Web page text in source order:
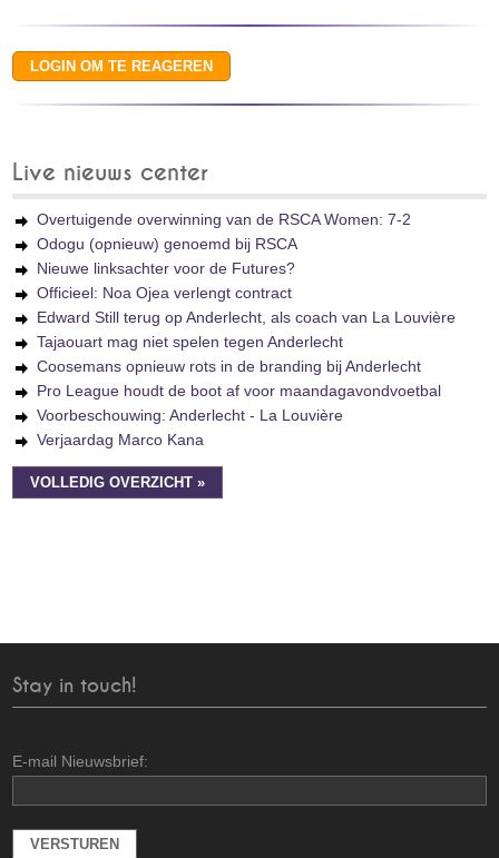
Live nieuws center
Overtuigende overwinning van de RSCA Women: 7-2
Odogu (opnieuw) genoemd bij RSCA
Nieuwe linksachter voor de Futures?
Officieel: Noa Ojea verlengt contract
Edward Still terug op Anderlecht, als coach van La Louvière
Tajaouart mag niet spelen tegen Anderlecht
Coosemans opnieuw rots in de branding bij Anderlecht
Pro League houdt de boot af voor maandagavondvoetbal
Voorbeschouwing: Anderlecht - La Louvière
Verjaardag Marco Kana
VOLLEDIG OVERZICHT »
Stay in touch!
E-mail Nieuwsbrief: